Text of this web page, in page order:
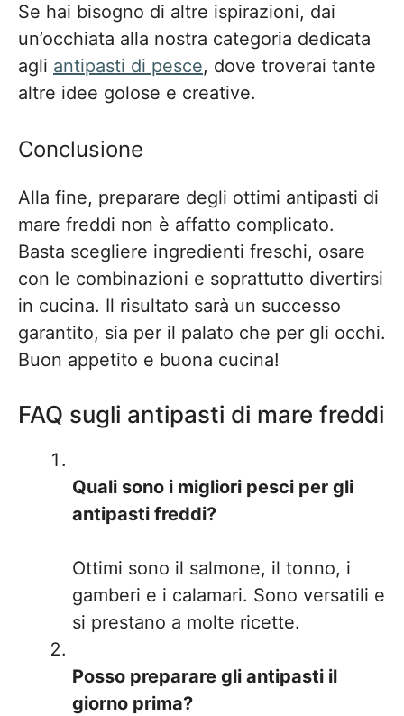
Se hai bisogno di altre ispirazioni, dai
un’occhiata alla nostra categoria dedicata
agli antipasti di pesce, dove troverai tante
altre idee golose e creative.
Conclusione
Alla fine, preparare degli ottimi antipasti di
mare freddi non è affatto complicato.
Basta scegliere ingredienti freschi, osare
con le combinazioni e soprattutto divertirsi
in cucina. Il risultato sarà un successo
garantito, sia per il palato che per gli occhi.
Buon appetito e buona cucina!
FAQ sugli antipasti di mare freddi
Quali sono i migliori pesci per gli
antipasti freddi?
Ottimi sono il salmone, il tonno, i
gamberi e i calamari. Sono versatili e
si prestano a molte ricette.
Posso preparare gli antipasti il
giorno prima?